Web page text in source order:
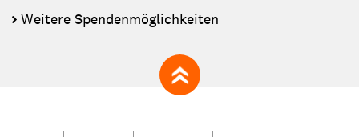
Weitere Spendenmöglichkeiten
zum Seitenanfang